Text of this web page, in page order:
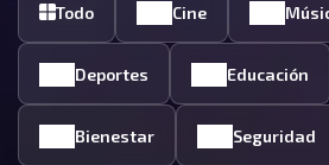
Todo Cine
Deportes Educación
Bienestar Seguridad